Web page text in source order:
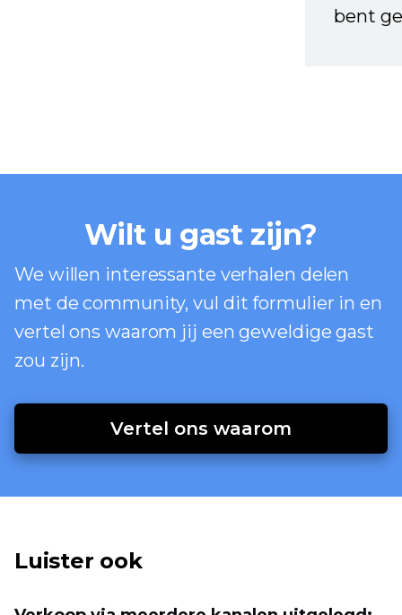
bent
Wilt u gast zijn?
We willen interessante verhalen delen
met de community, vul dit formulier in en
vertel ons waarom jij een geweldige gast
zou zijn.
Vertel ons waarom
Luister ook